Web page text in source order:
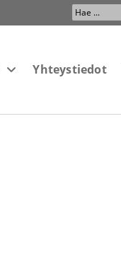
Search
...
Yhteystiedot